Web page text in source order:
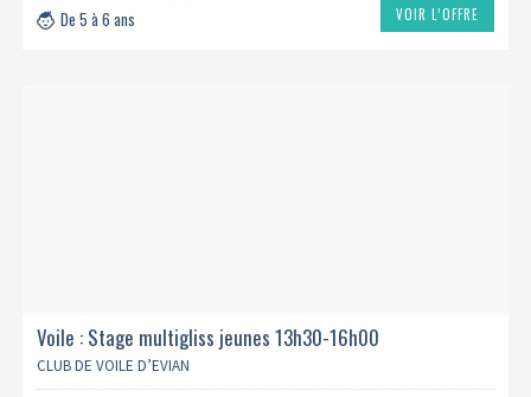
De 5 à 6 ans
VOIR L’OFFRE
Voile : Stage multigliss jeunes 13h30-16h00
CLUB DE VOILE D’EVIAN